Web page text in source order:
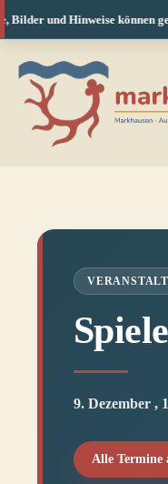
und Hinweise können
Inhalt
springen
9. Dezember ,
Alle Termine